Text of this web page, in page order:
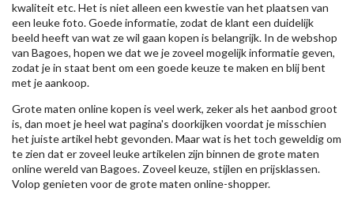
kwaliteit etc. Het is niet alleen een kwestie van het plaatsen van
een leuke foto. Goede informatie, zodat de klant een duidelijk
beeld heeft van wat ze wil gaan kopen is belangrijk. In de webshop
van Bagoes, hopen we dat we je zoveel mogelijk informatie geven,
zodat je in staat bent om een goede keuze te maken en blij bent
met je aankoop.
Grote maten online kopen is veel werk, zeker als het aanbod groot
is, dan moet je heel wat pagina's doorkijken voordat je misschien
het juiste artikel hebt gevonden. Maar wat is het toch geweldig om
te zien dat er zoveel leuke artikelen zijn binnen de grote maten
online wereld van Bagoes. Zoveel keuze, stijlen en prijsklassen.
Volop genieten voor de grote maten online-shopper.